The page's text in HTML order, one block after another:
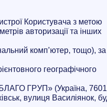
Користувача з метою
авторизації та інших
комп’ютер, тощо), за
географічного
ГРУП» (Україна,
вулиця Василіянок,